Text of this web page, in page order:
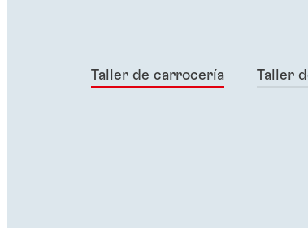
Taller de carrocería Taller